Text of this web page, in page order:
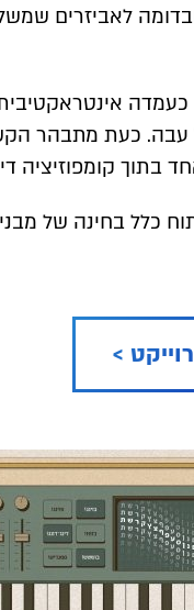
לאביזרים
כעמדה
כעת מתבהר
בתוך קומפוזיציה
כלל בחינה של
>